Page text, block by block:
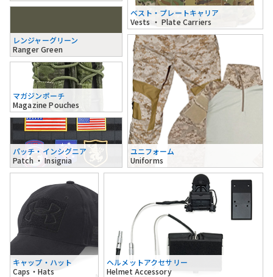
レンジャーグリーン
Ranger Green
ベスト・プレートキャリア
Vests ・ Plate Carriers
マガジンポーチ
Magazine Pouches
パッチ・インシグニア
Patch ・ Insignia
ユニフォーム
Uniforms
キャップ・ハット
Caps・Hats
ヘルメットアクセサリー
Helmet Accessory